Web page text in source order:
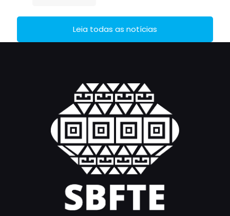
Leia todas as notícias